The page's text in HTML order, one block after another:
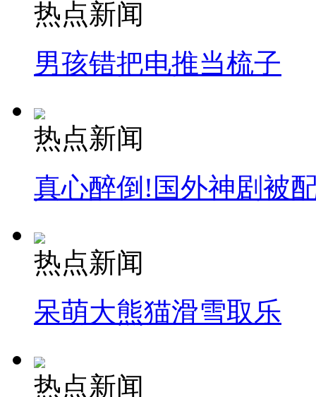
热点新闻
男孩错把电推当梳子
热点新闻
真心醉倒!国外神剧被
热点新闻
呆萌大熊猫滑雪取乐
热点新闻